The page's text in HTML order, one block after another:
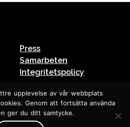
Press
Samarbeten
Integritetspolicy
upplevelse av vår webbplats
Genom att fortsätta använda
ger du ditt samtycke.